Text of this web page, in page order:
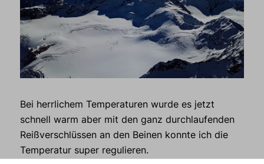
Bei herrlichem Temperaturen wurde es jetzt
schnell warm aber mit den ganz durchlaufenden
Reißverschlüssen an den Beinen konnte ich die
Temperatur super regulieren.